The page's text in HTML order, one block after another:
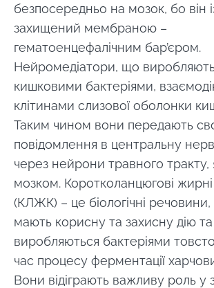
безпосередньо на мозок, бо він
захищений мембраною –
гематоенцефалічним бар’єром.
Нейромедіатори, що
кишковими бактеріями,
клітинами слизової оболонки
Таким чином вони передають
повідомлення в центральну
через нейрони травного тракту,
мозком. Коротколанцюгові
(КЛЖК) – це біологічні речовини,
мають корисну та захисну дію та
виробляються бактеріями
час процесу ферментації
Вони відіграють важливу роль у